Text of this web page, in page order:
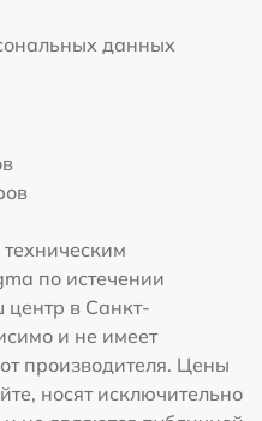
данных
по истечении
в Санкт-
и не имеет
производителя. Цены
носят исключительно